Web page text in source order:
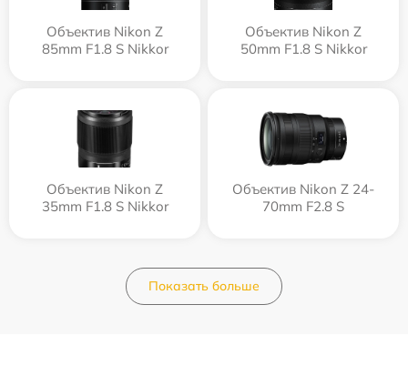
Объектив Nikon Z
85mm F1.8 S Nikkor
Объектив Nikon Z
50mm F1.8 S Nikkor
Объектив Nikon Z
35mm F1.8 S Nikkor
Объектив Nikon Z 24-
70mm F2.8 S
Показать больше